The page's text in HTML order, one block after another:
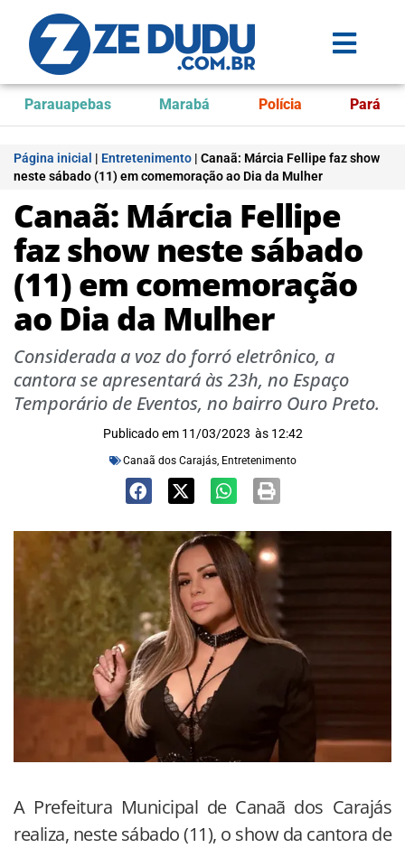
Parauapebas Marabá Polícia Pará
Página inicial | Entretenimento | Canaã: Márcia Fellipe faz show
neste sábado (11) em comemoração ao Dia da Mulher
Canaã: Márcia Fellipe
faz show neste sábado
(11) em comemoração
ao Dia da Mulher
Considerada a voz do forró eletrônico, a
cantora se apresentará às 23h, no Espaço
Temporário de Eventos, no bairro Ouro Preto.
Publicado em 11/03/2023 às 12:42
Canaã dos Carajás, Entretenimento
A Prefeitura Municipal de Canaã dos Carajás
realiza, neste sábado (11), o show da cantora de